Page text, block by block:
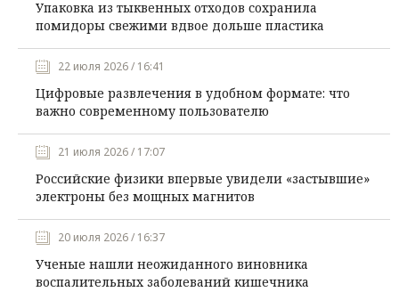
Упаковка из тыквенных отходов сохранила
помидоры свежими вдвое дольше пластика
22 июля 2026 / 16:41
Цифровые развлечения в удобном формате: что
важно современному пользователю
21 июля 2026 / 17:07
Российские физики впервые увидели «застывшие»
электроны без мощных магнитов
20 июля 2026 / 16:37
Ученые нашли неожиданного виновника
воспалительных заболеваний кишечника